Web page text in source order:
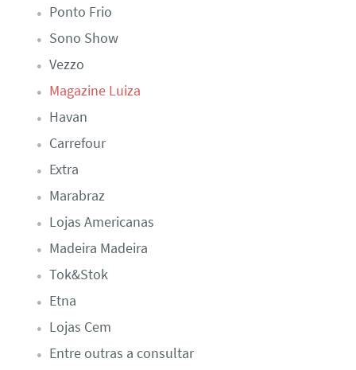
Ponto Frio
Sono Show
Vezzo
Magazine Luiza
Havan
Carrefour
Extra
Marabraz
Lojas Americanas
Madeira Madeira
Tok&Stok
Etna
Lojas Cem
Entre outras a consultar